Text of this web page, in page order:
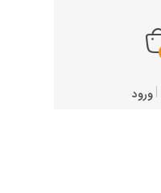
ورود